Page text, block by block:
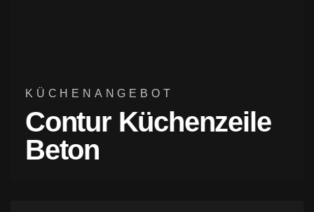
KÜCHENANGEBOT
Contur Küchenzeile
Beton